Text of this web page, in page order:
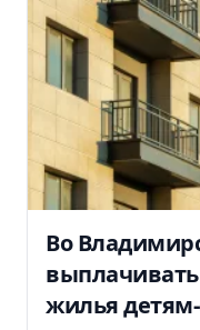
Во
выплачивать
жилья